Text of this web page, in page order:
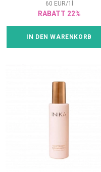
60 EUR/1
RABATT 22%
IN DEN WARENKORB